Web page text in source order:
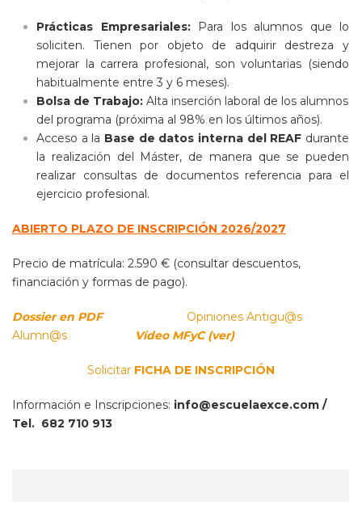
Prácticas Empresariales:Para los alumnos que lo
soliciten. Tienen por objeto de adquirir destreza y
mejorar la carrera profesional, son voluntarias (siendo
habitualmente entre 3 y 6 meses).
Bolsa de Trabajo: Alta inserción laboral de los alumnos
del programa (próxima al 98% en los últimos años).
Acceso a la Base de datos interna del REAF durante
la realización del Máster, de manera que se pueden
realizar consultas de documentos referencia para el
ejercicio profesional.
ABIERTO PLAZO DE INSCRIPCIÓN 2026/2027
Precio de matrícula: 2.590 € (consultar descuentos,
financiación y formas de pago).
Dossier en PDF
Opiniones Antigu@s
Alumn@s
Vídeo MFyC (ver)
Solicitar FICHA DE INSCRIPCIÓN
Información e Inscripciones: info@escuelaexce.com /
Tel. 682 710 913